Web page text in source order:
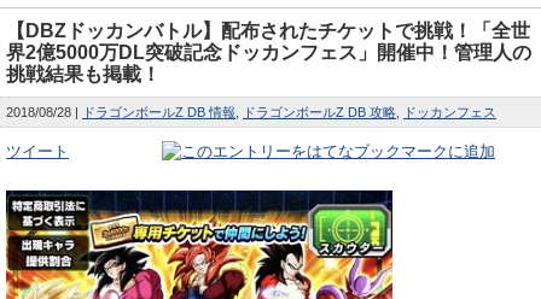
【DBZドッカンバトル】配布されたチケットで挑戦！「全世
界2億5000万DL突破記念ドッカンフェス」開催中！管理人の
挑戦結果も掲載！
2018/08/28 ドラゴンボールZ DB 情報 ドラゴンボールZ DB 攻略 ドッカンフェス
ツイート